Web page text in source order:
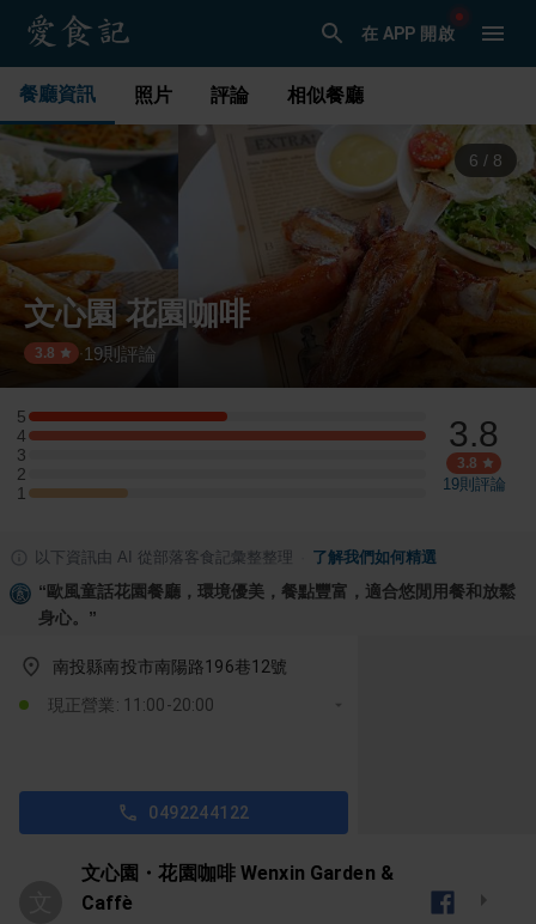
在 APP 開啟
餐廳資訊 照片 評論 相似餐廳
6 / 8
文心園 花園咖啡
3.8 ·19則評論
5
5 星：2 則評論
4
4 星：4 則評論
3
3 星：0 則評論
2
2 星：0 則評論
1
1 星：1 則評論
3.8
3.8
19則評論
以下資訊由 AI 從部落客食記彙整整理 了解我們如何精選
“歐風童話花園餐廳，環境優美，餐點豐富，適合悠閒用餐和放鬆
身心。 ”
南投縣南投市南陽路196巷12號
現正營業: 11:00-20:00
0492244122
文心園・花園咖啡 Wenxin Garden &
Caffè